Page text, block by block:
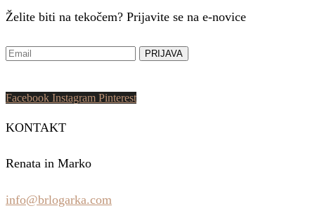
Želite biti na tekočem? Prijavite se na e-novice
Facebook Instagram Pinterest
KONTAKT
Renata in Marko
info@brlogarka.com